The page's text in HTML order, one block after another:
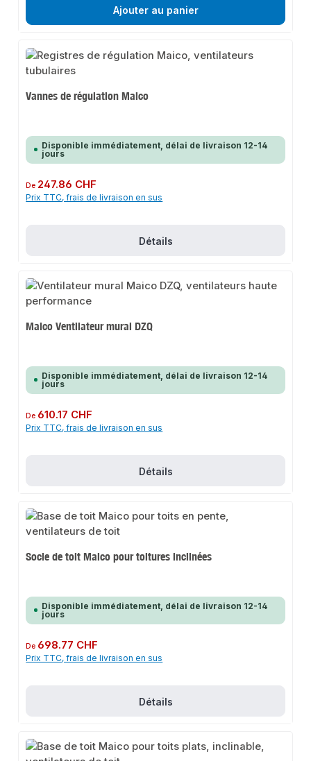
Ajouter au panier
Vannes de régulation Maico
Disponible immédiatement, délai de livraison 12-14
jours
Prix régulier :
De 247.86 CHF
Prix TTC, frais de livraison en sus
Détails
Maico Ventilateur mural DZQ
Disponible immédiatement, délai de livraison 12-14
jours
Prix régulier :
De 610.17 CHF
Prix TTC, frais de livraison en sus
Détails
Socle de toit Maico pour toitures inclinées
Disponible immédiatement, délai de livraison 12-14
jours
Prix régulier :
De 698.77 CHF
Prix TTC, frais de livraison en sus
Détails